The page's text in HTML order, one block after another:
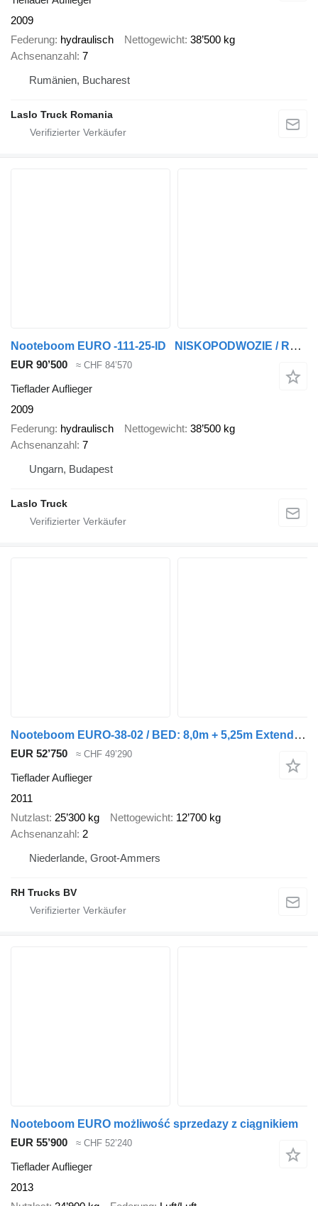
2009
Federung hydraulisch Nettogewicht 38’500 kg
Achsenanzahl 7
Rumänien, Bucharest
Laslo Truck Romania
Nooteboom EURO -111-25-ID NISKOPODWOZIE / ROZCIĄGANA / INTERDOLL / LAWET
EUR 90’500 ≈ CHF 84’570
Tieflader Auflieger
2009
Federung hydraulisch Nettogewicht 38’500 kg
Achsenanzahl 7
Ungarn, Budapest
Laslo Truck
Nooteboom EURO-38-02 / BED: 8,0m + 5,25m Extendable = 13,25m total bed
EUR 52’750 ≈ CHF 49’290
Tieflader Auflieger
2011
Nutzlast 25’300 kg Nettogewicht 12’700 kg
Achsenanzahl 2
Niederlande, Groot-Ammers
RH Trucks BV
Nooteboom EURO możliwość sprzedazy z ciągnikiem
EUR 55’900
≈ CHF 52’240
Tieflader Auflieger
2013